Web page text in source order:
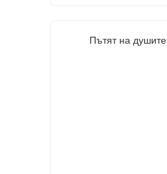
Пътят на душите